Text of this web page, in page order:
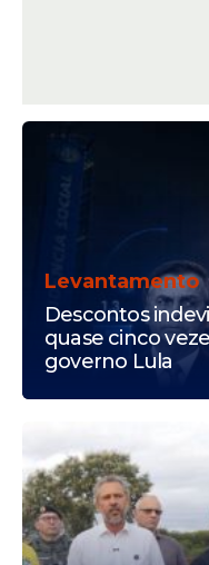
Levantamento
Descontos
quase cinco
governo Lula